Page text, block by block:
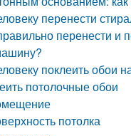
перенести
перенести и
поклеить обои
потолочные обои
потолка